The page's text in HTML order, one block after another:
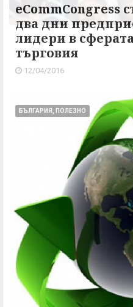
eCommCongress
два дни
лидери в
търговия
12/04/2016
БЪЛГАРИЯ, ПОЛЕЗНО